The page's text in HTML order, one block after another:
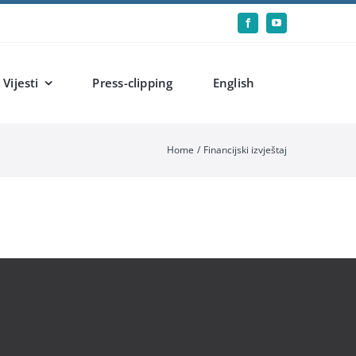
Vijesti Press-clipping English
Home Financijski izvještaj